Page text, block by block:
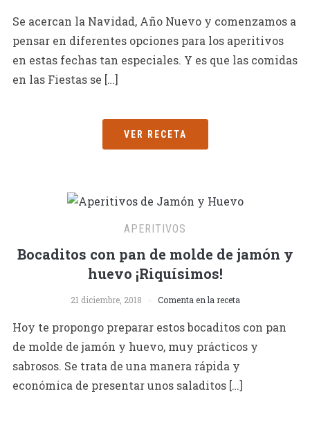
Se acercan la Navidad, Año Nuevo y comenzamos a
pensar en diferentes opciones para los aperitivos
en estas fechas tan especiales. Y es que las comidas
en las Fiestas se […]
VER RECETA
APERITIVOS
Bocaditos con pan de molde de jamón y
huevo ¡Riquísimos!
21 diciembre, 2018 Comenta en la receta
Hoy te propongo preparar estos bocaditos con pan
de molde de jamón y huevo, muy prácticos y
sabrosos. Se trata de una manera rápida y
económica de presentar unos saladitos […]